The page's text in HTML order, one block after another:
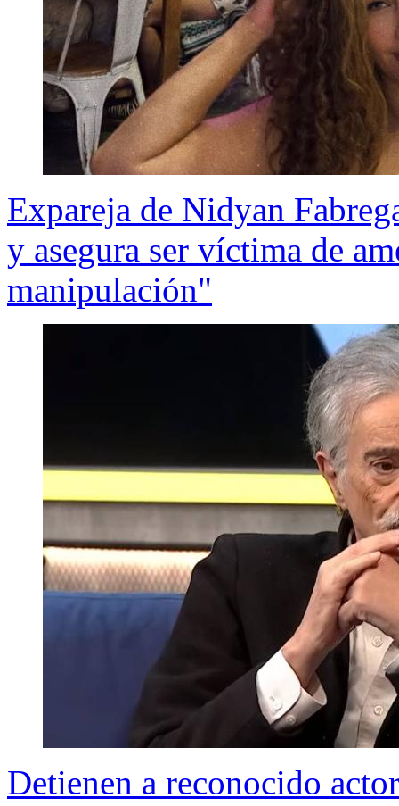
Expareja de Nidyan
y asegura ser víctima de
manipulación"
Detienen a reconocido